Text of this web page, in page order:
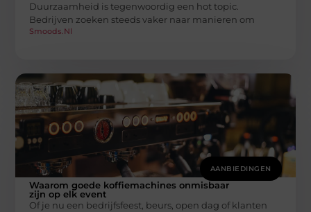
Duurzaamheid is tegenwoordig een hot topic.
Bedrijven zoeken steeds vaker naar manieren om
Smoods.nl
AANBIEDINGEN
Waarom goede koffiemachines onmisbaar
zijn op elk event
Of je nu een bedrijfsfeest, beurs, open dag of klanten